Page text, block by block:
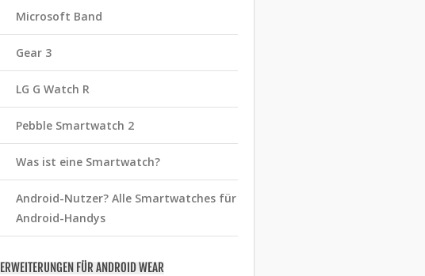
Microsoft Band
Gear 3
LG G Watch R
Pebble Smartwatch 2
Was ist eine Smartwatch?
Android-Nutzer? Alle Smartwatches für
Android-Handys
ERWEITERUNGEN FÜR ANDROID WEAR